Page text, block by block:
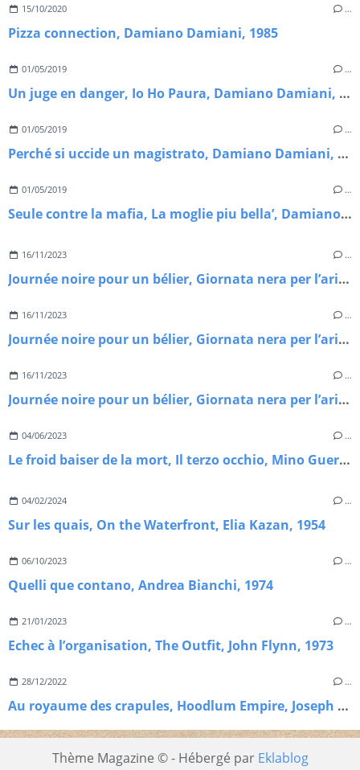
15/10/2020 …
Pizza connection, Damiano Damiani, 1985
01/05/2019 …
Un juge en danger, Io Ho Paura, Damiano Damiani, 1977
01/05/2019 …
Perché si uccide un magistrato, Damiano Damiani, 1975
01/05/2019 …
Seule contre la mafia, La moglie piu bella’, Damiano Damiani, 1970
16/11/2023 …
Journée noire pour un bélier, Giornata nera per l’ariete, Luigi Bazzoni, 1971
16/11/2023 …
Journée noire pour un bélier, Giornata nera per l’ariete, Luigi Bazzoni, 1971
16/11/2023 …
Journée noire pour un bélier, Giornata nera per l’ariete, Luigi Bazzoni, 1971
04/06/2023 …
Le froid baiser de la mort, Il terzo occhio, Mino Guerrini, 1966
04/02/2024 …
Sur les quais, On the Waterfront, Elia Kazan, 1954
06/10/2023 …
Quelli que contano, Andrea Bianchi, 1974
21/01/2023 …
Echec à l’organisation, The Outfit, John Flynn, 1973
28/12/2022 …
Au royaume des crapules, Hoodlum Empire, Joseph Kane, 1952
Thème Magazine © - Hébergé par Eklablog